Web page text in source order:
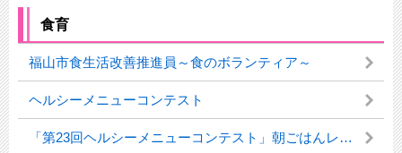
食育
福山市食生活改善推進員～食のボランティア～
ヘルシーメニューコンテスト
「第23回ヘルシーメニューコンテスト」朝ごはんレシピを募集します！